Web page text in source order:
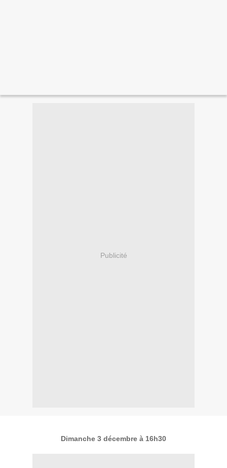
Publicité
Dimanche 3 décembre à 16h30